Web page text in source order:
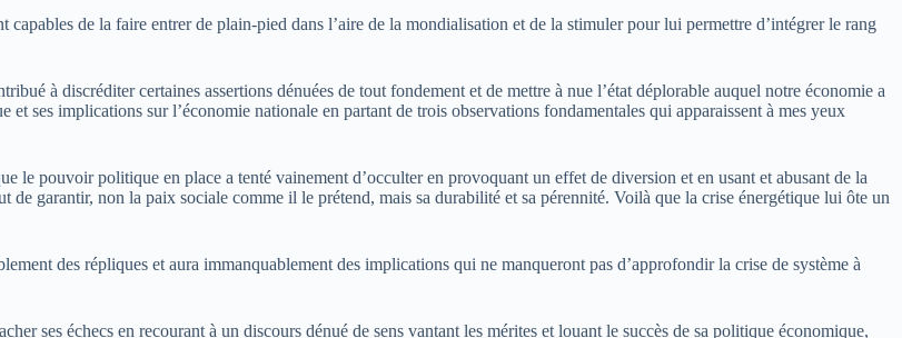
de la faire entrer de plain-pied dans l’aire de la mondialisation et de la stimuler pour lui permettre d’intégrer le rang
à discréditer certaines assertions dénuées de tout fondement et de mettre à nue l’état déplorable auquel notre économie a
ses implications sur l’économie nationale en partant de trois observations fondamentales qui apparaissent à mes yeux
le pouvoir politique en place a tenté vainement d’occulter en provoquant un effet de diversion et en usant et abusant de la
de garantir, non la paix sociale comme il le prétend, mais sa durabilité et sa pérennité. Voilà que la crise énergétique lui ôte un
des répliques et aura immanquablement des implications qui ne manqueront pas d’approfondir la crise de système à
ses échecs en recourant à un discours dénué de sens vantant les mérites et louant le succès de sa politique économique,